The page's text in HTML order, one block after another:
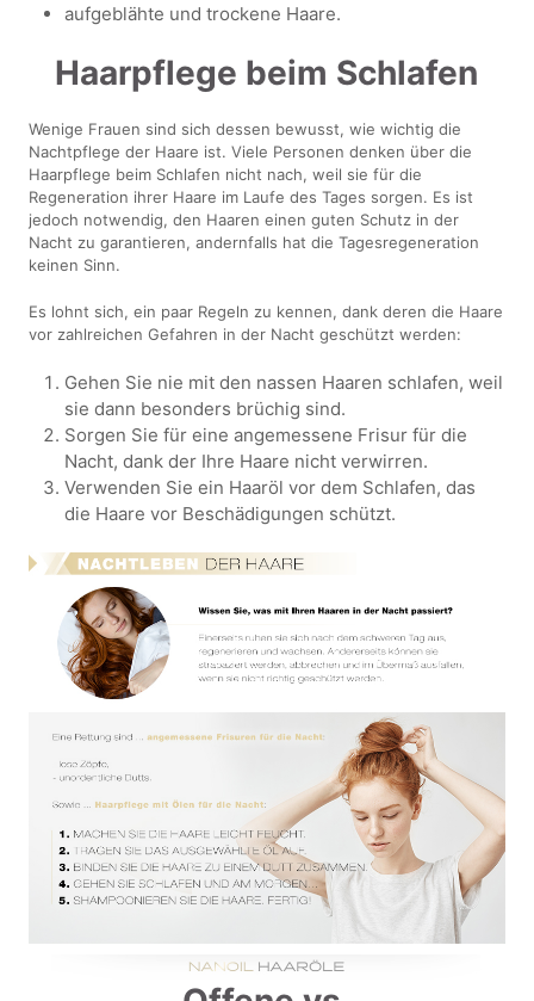
aufgeblähte und trockene Haare.
Haarpflege beim Schlafen
Wenige Frauen sind sich dessen bewusst, wie wichtig die
Nachtpflege der Haare ist. Viele Personen denken über die
Haarpflege beim Schlafen nicht nach, weil sie für die
Regeneration ihrer Haare im Laufe des Tages sorgen. Es ist
jedoch notwendig, den Haaren einen guten Schutz in der
Nacht zu garantieren, andernfalls hat die Tagesregeneration
keinen Sinn.
Es lohnt sich, ein paar Regeln zu kennen, dank deren die Haare
vor zahlreichen Gefahren in der Nacht geschützt werden:
Gehen Sie nie mit den nassen Haaren schlafen, weil
sie dann besonders brüchig sind.
Sorgen Sie für eine angemessene Frisur für die
Nacht, dank der Ihre Haare nicht verwirren.
Verwenden Sie ein Haaröl vor dem Schlafen, das
die Haare vor Beschädigungen schützt.